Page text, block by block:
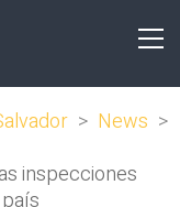
> News >
inspecciones